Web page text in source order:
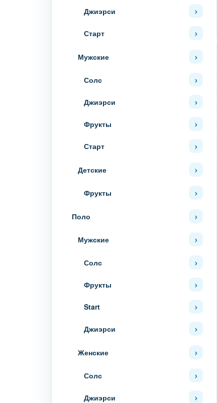
Джиэрси
Старт
Мужские
Солс
Джиэрси
Фрукты
Старт
Детские
Фрукты
Поло
Мужские
Солс
Фрукты
Start
Джиэрси
Женские
Солс
Джиэрси